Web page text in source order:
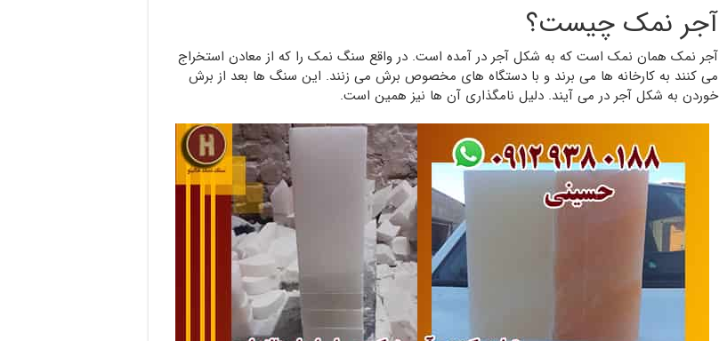
آجر نمک چیست؟
آجر نمک همان نمک است که به شکل آجر در آمده است. در واقع سنگ نمک را که از معادن استخراج
می کنند به کارخانه ها می برند و با دستگاه های مخصوص برش می زنند. این سنگ ها بعد از برش
خوردن به شکل آجر در می آیند. دلیل نامگذاری آن ها نیز همین است.